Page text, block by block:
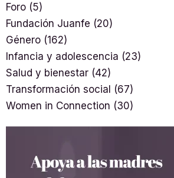
Foro (5)
Fundación Juanfe (20)
Género (162)
Infancia y adolescencia (23)
Salud y bienestar (42)
Transformación social (67)
Women in Connection (30)